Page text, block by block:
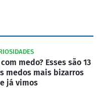
medo? Esses são 13
medos mais bizarros
já vimos